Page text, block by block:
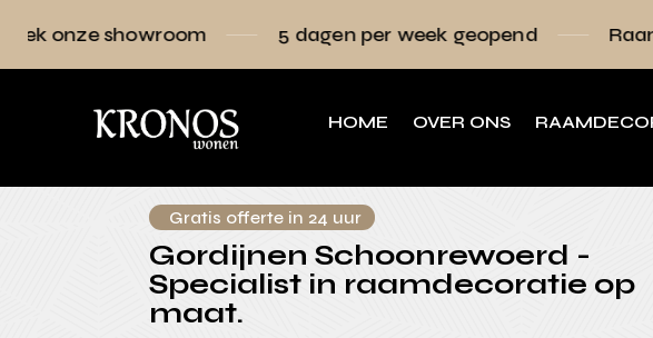
5 dagen per week geopend Raamdecoratie
HOME OVER ONS
Gratis offerte in 24 uur
Gordijnen Schoonrewoerd -
Specialist in raamdecoratie op
maat.